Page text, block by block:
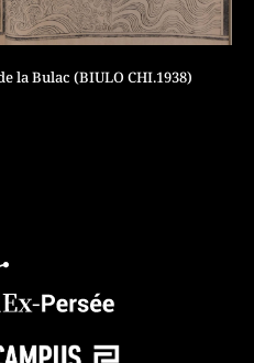
la Bulac (BIULO CHI.1938)